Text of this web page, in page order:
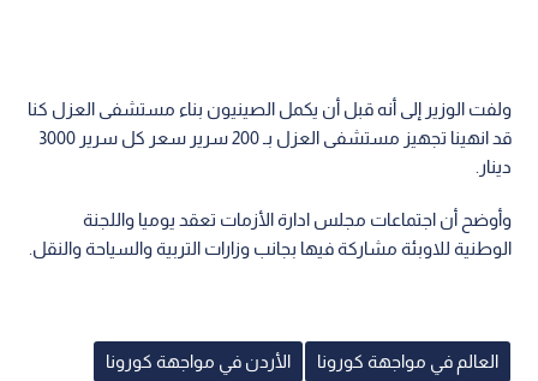
ولفت الوزير إلى أنه قبل أن يكمل الصينيون بناء مستشفى العزل كنا
قد انهينا تجهيز مستشفى العزل بـ 200 سرير سعر كل سرير 3000
دينار.
وأوضح أن اجتماعات مجلس ادارة الأزمات تعقد يوميا واللجنة
الوطنية للاوبئة مشاركة فيها بجانب وزارات التربية والسياحة والنقل.
العالم في مواجهة كورونا الأردن في مواجهة كورونا